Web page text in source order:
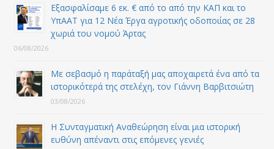
Εξασφαλίσαμε 6 εκ. € από το από την ΚΑΠ και το
ΥπΑΑΤ για 12 Nέα Έργα αγροτικής οδοποιίας σε 28
χωριά του νομού Άρτας
06/08/2026
Με σεβασμό η παράταξή μας αποχαιρετά ένα από τα
ιστορικότερά της στελέχη, τον Γιάννη Βαρβιτσιώτη
03/08/2026
Η Συνταγματική Αναθεώρηση είναι μια ιστορική
ευθύνη απέναντι στις επόμενες γενιές